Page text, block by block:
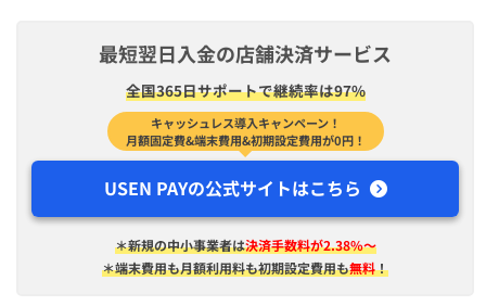
最短翌日入金の店舗決済サービス
全国365日サポートで継続率は97%
キャッシュレス導入キャンペーン！
月額固定費&端末費用&初期設定費用が0円！
USEN PAYの公式サイトはこちら
＊新規の中小事業者は決済手数料が2.38%〜
＊端末費用も月額利用料も初期設定費用も無料！